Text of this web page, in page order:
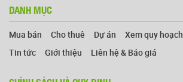
DANH MỤC
Mua bán Cho thuê Dự án Xem quy hoạch
Tin tức
Giới thiệu Liên hệ & Báo giá